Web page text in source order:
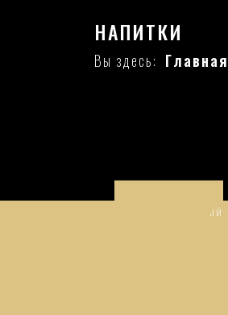
НАПИТКИ
Вы здесь: Главная
ПРЕМИАЛЬНЫЙ
ТОВАРЫ